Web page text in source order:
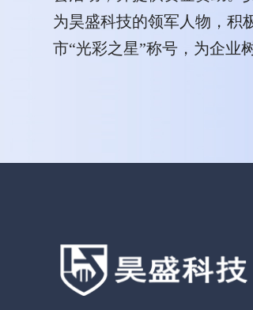
为昊盛科技的领军人物，积
市“光彩之星”称号，为企业